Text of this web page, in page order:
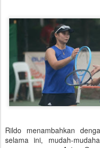
Rildo menambahkan
selama ini, mudah-